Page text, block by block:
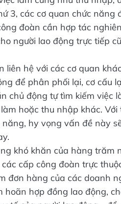
làm cũng như thu
3, các cơ quan chức
đoàn cần hợp tác
người lao động trực tiếp
liên hệ với các cơ quan
để phân phối lại, cơ cấu
chủ động tự tìm kiếm việc
hoặc thu nhập khác.
năng, hy vọng vấn đề này
khó khăn của hàng trăm
các cấp công đoàn trực
đơn hàng của các doanh
hoãn hợp đồng lao động,